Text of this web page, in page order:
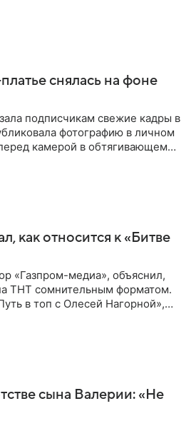
снялась на фоне
подписчикам свежие кадры в
фотографию в личном
камерой в обтягивающем
как относится к «Битве
«Газпром-медиа», объяснил,
ТНТ сомнительным форматом.
в топ с Олесей Нагорной»,
сына Валерии: «Не